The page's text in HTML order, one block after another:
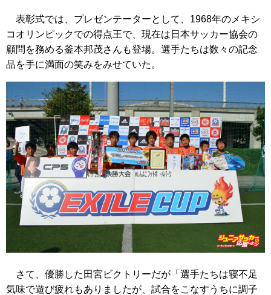
表彰式では、プレゼンテーターとして、1968年のメキシ
コオリンピックでの得点王で、現在は日本サッカー協会の
顧問を務める釜本邦茂さんも登場。選手たちは数々の記念
品を手に満面の笑みをみせていた。
さて、優勝した田宮ビクトリーだが「選手たちは寝不足
気味で遊び疲れもありましたが、試合をこなすうちに調子